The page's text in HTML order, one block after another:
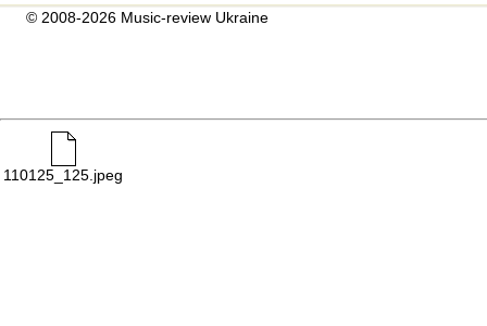
© 2008-2026 Music-review Ukraine
110125_125.jpeg